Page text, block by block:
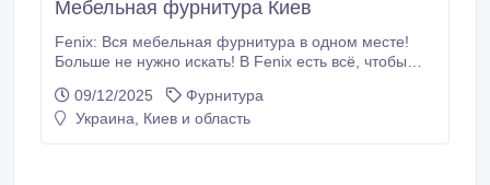
Мебельная фурнитура Киев
Fenix: Вся мебельная фурнитура в одном месте!
Больше не нужно искать! В Fenix есть всё, чтобы
направляющие, ручки, газлифты, ножки. Системы
для шкафов-купе, раздвижных дверей, кухонные
09/12/2025
Фурнитура
Украина, Киев и область